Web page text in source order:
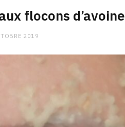
flocons d’avoine
2019